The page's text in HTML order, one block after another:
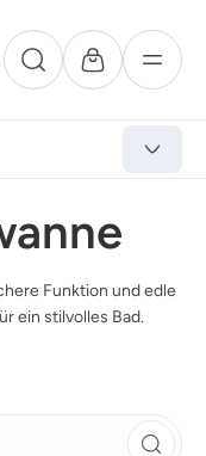
Funktion und edle
ein stilvolles Bad.